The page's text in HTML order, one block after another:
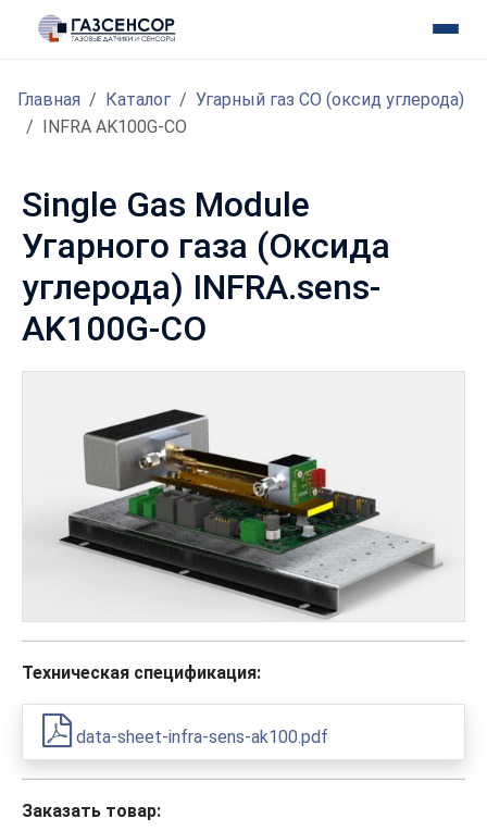
Главная Каталог
Угарный газ CO (оксид углерода)
INFRA AK100G-CO
Single Gas Module
Угарного газа (Оксида
углерода) INFRA.sens-
AK100G-CO
Техническая спецификация:
data-sheet-infra-sens-ak100.pdf
Заказать товар: